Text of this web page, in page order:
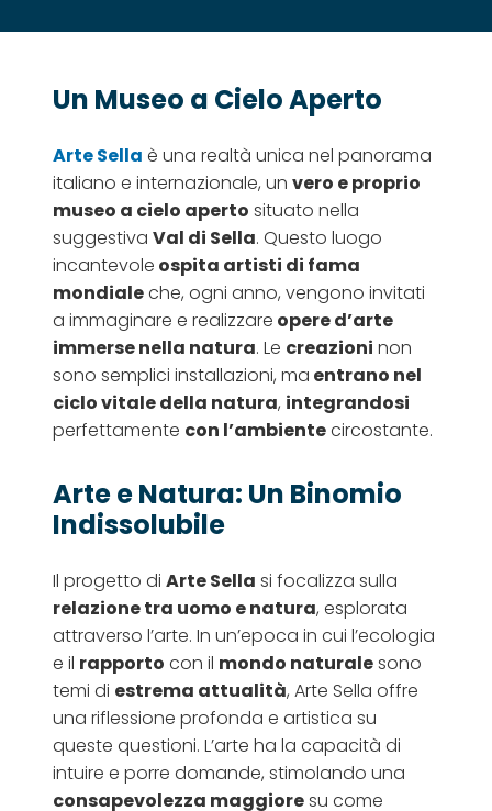
Un Museo a Cielo Aperto
Arte Sella è una realtà unica nel panorama
italiano e internazionale, un vero e proprio
museo a cielo aperto situato nella
suggestiva Val di Sella. Questo luogo
incantevole ospita artisti di fama
mondialeche, ogni anno, vengono invitati
a immaginare e realizzare opere d’arte
immerse nella natura. Le creazioni non
sono semplici installazioni, ma entrano nel
ciclo vitale della natura, integrandosi
perfettamente con l’ambientecircostante.
Arte e Natura: Un Binomio
Indissolubile
Il progetto di Arte Sella si focalizza sulla
relazione tra uomo e natura, esplorata
attraverso l’arte. In un’epoca in cui l’ecologia
e il rapporto con il mondo naturalesono
temi di estrema attualità, Arte Sella offre
una riflessione profonda e artistica su
queste questioni. L’arte ha la capacità di
intuire e porre domande, stimolando una
consapevolezza maggioresu come